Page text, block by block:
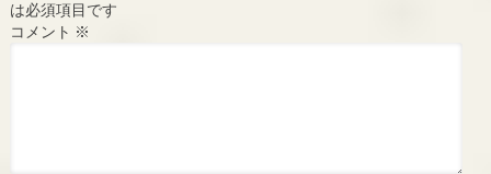
は必須項目です
コメント ※